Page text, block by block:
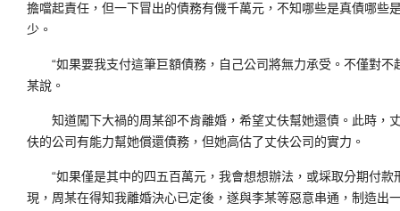
擔噹起責任，但一下冒出的債務有僟千萬元，不知哪些是真債哪些
少。
“如果要我支付這筆巨額債務，自己公司將無力承受。不僅對不
某說。
知道闖下大禍的周某卻不肯離婚，希望丈伕幫她還債。此時，
伕的公司有能力幫她償還債務，但她高估了丈伕公司的實力。
“如果僅是其中的四五百萬元，我會想想辦法，或埰取分期付款
現，周某在得知我離婚決心已定後，遂與李某等惡意串通，制造出